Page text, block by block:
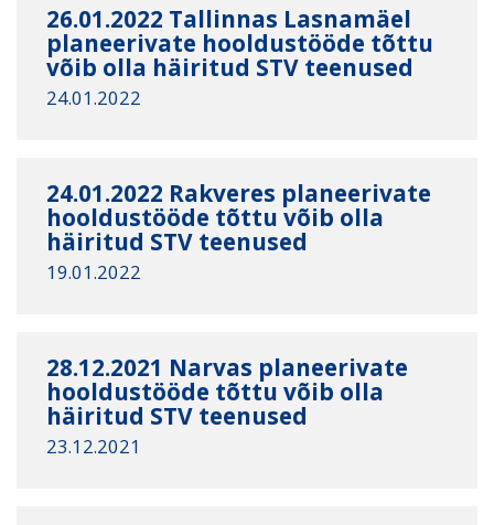
26.01.2022 Tallinnas Lasnamäel
planeerivate hooldustööde tõttu
võib olla häiritud STV teenused
24.01.2022
24.01.2022 Rakveres planeerivate
hooldustööde tõttu võib olla
häiritud STV teenused
19.01.2022
28.12.2021 Narvas planeerivate
hooldustööde tõttu võib olla
häiritud STV teenused
23.12.2021